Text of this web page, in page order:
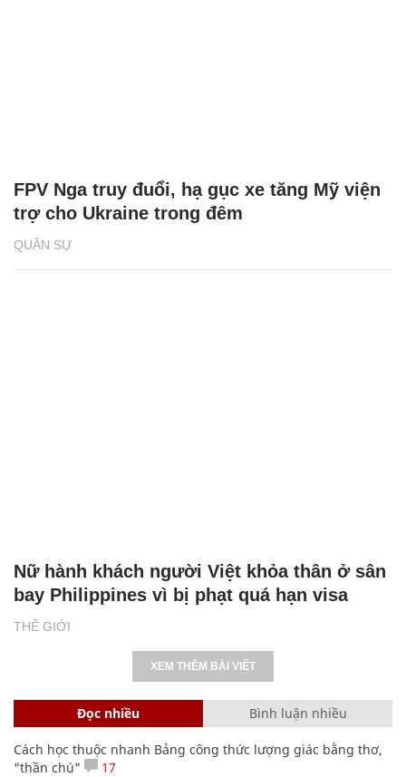
QUÂN SỰ
FPV Nga truy đuổi, hạ gục xe tăng Mỹ viện
trợ cho Ukraine trong đêm
THẾ GIỚI
Nữ hành khách người Việt khỏa thân ở sân
bay Philippines vì bị phạt quá hạn visa
XEM THÊM BÀI VIẾT
Đọc nhiều Bình luận nhiều
Cách học thuộc nhanh Bảng công thức lượng giác bằng thơ,
"thần chú"
17